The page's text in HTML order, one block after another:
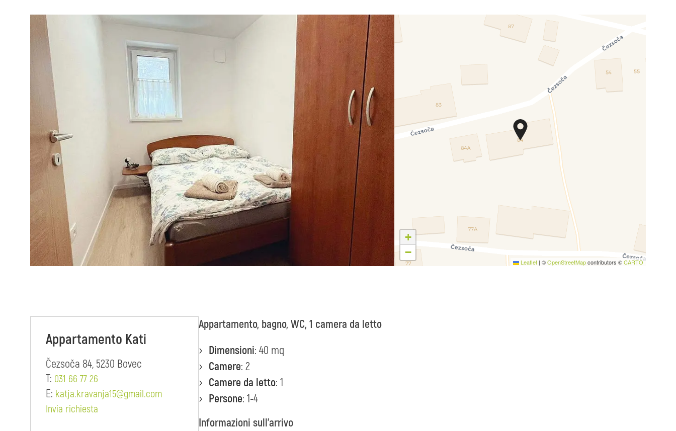
+
−
Leaflet | ©OpenStreetMapcontributors ©CARTO
Appartamento Kati
Čezsoča 84, 5230 Bovec
T: 031 66 77 26
E: katja.kravanja15@gmail.com
Invia richiesta
Appartamento, bagno, WC, 1 camera da letto
Dimensioni: 40 mq
Camere: 2
Camere da letto: 1
Persone: 1-4
Informazioni sull'arrivo